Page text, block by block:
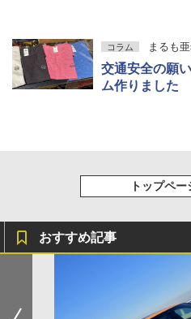
コラム まるも
交通安全の願
ム作りました
トップペ
おすすめ記事